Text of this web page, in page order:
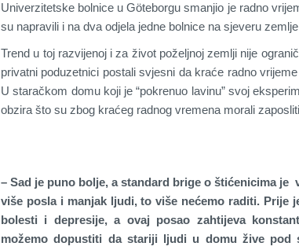
Univerzitetske bolnice u Göteborgu smanjio je radno
su napravili i na dva odjela jedne bolnice na sjeveru
Trend u toj razvijenoj i za život poželjnoj zemlji nije
privatni poduzetnici postali svjesni da kraće radno
U staračkom domu koji je “pokrenuo lavinu” svoj
obzira što su zbog kraćeg radnog vremena morali
– Sad je puno bolje, a standard brige o štićenicima je
više posla i manjak ljudi, to više nećemo raditi. Prije
bolesti i depresije, a ovaj posao zahtijeva
možemo dopustiti da stariji ljudi u domu žive pod